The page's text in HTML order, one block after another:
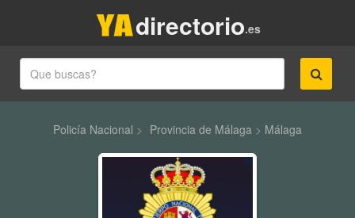
.es
directorio
Policía Nacional > Provincia de Málaga > Málaga